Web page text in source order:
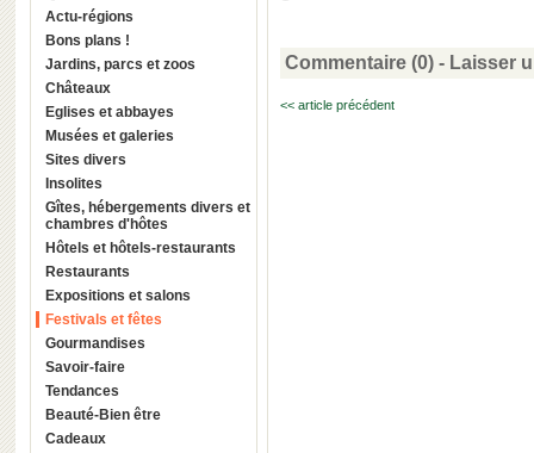
Actu-régions
Bons plans !
Jardins, parcs et zoos
Châteaux
Eglises et abbayes
Musées et galeries
Sites divers
Insolites
Gîtes, hébergements divers et
chambres d'hôtes
Hôtels et hôtels-restaurants
Restaurants
Expositions et salons
Festivals et fêtes
Gourmandises
Savoir-faire
Tendances
Beauté-Bien être
Cadeaux
Commentaire (0) - Laisser
<< article précédent